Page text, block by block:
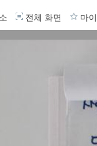
전체 화면 마